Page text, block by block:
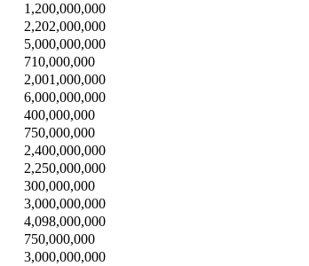
1,200,000,000
2,202,000,000
5,000,000,000
710,000,000
2,001,000,000
6,000,000,000
400,000,000
750,000,000
2,400,000,000
2,250,000,000
300,000,000
3,000,000,000
4,098,000,000
750,000,000
3,000,000,000